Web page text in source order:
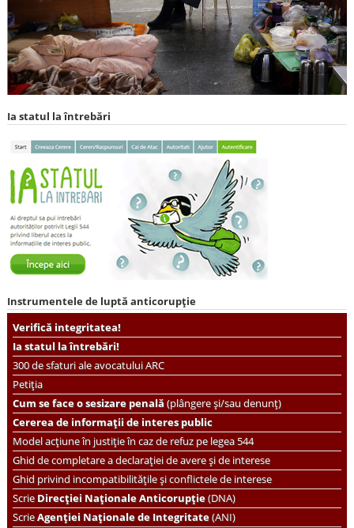
Ia statul la întrebări
Instrumentele de luptă anticorupție
Verifică integritatea!
Ia statul la întrebări!
300 de sfaturi ale avocatului ARC
Petiția
Cum se face o sesizare penală(plângere și/sau denunț)
Cererea de informații de interes public
Model acțiune în justiție în caz de refuz pe legea 544
Ghid de completare a declarației de avere și de interese
Ghid privind incompatibilitățile și conflictele de interese
ScrieDirecției Naționale Anticorupție(DNA)
ScrieAgenției Naționale de Integritate(ANI)